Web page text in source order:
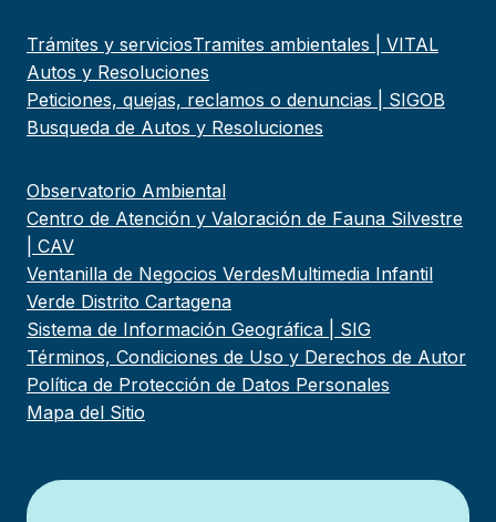
Trámites y serviciosTramites ambientales | VITAL
Autos y Resoluciones
Peticiones, quejas, reclamos o denuncias | SIGOB
Busqueda de Autos y Resoluciones
Observatorio Ambiental
Centro de Atención y Valoración de Fauna Silvestre
| CAV
Ventanilla de Negocios VerdesMultimedia Infantil
Verde Distrito Cartagena
Sistema de Información Geográfica | SIG
Términos, Condiciones de Uso y Derechos de Autor
Política de Protección de Datos Personales
Mapa del Sitio